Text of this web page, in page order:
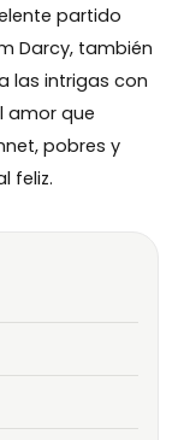
partido
Darcy, también
las intrigas con
amor que
pobres y
feliz.